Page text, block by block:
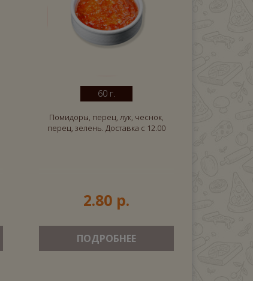
60 г.
Помидоры, перец, лук, чеснок,
перец, зелень. Доставка с 12.00
2.80 р.
ПОДРОБНЕЕ